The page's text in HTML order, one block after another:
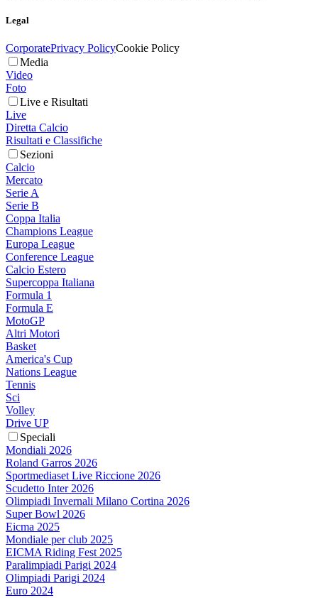
Legal
CorporatePrivacy PolicyCookie Policy
Media
Video
Foto
Live e Risultati
Live
Diretta Calcio
Risultati e Classifiche
Sezioni
Calcio
Mercato
Serie A
Serie B
Coppa Italia
Champions League
Europa League
Conference League
Calcio Estero
Supercoppa Italiana
Formula 1
Formula E
MotoGP
Altri Motori
Basket
America's Cup
Nations League
Tennis
Sci
Volley
Drive UP
Speciali
Mondiali 2026
Roland Garros 2026
Sportmediaset Live Riccione 2026
Scudetto Inter 2026
Olimpiadi Invernali Milano Cortina 2026
Super Bowl 2026
Eicma 2025
Mondiale per club 2025
EICMA Riding Fest 2025
Paralimpiadi Parigi 2024
Olimpiadi Parigi 2024
Euro 2024